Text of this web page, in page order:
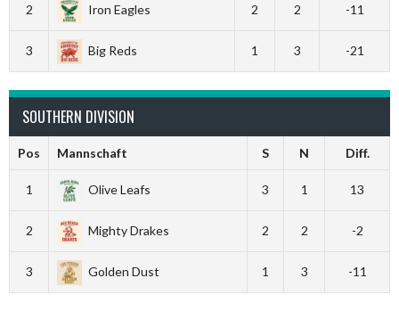
2 Iron Eagles 2 2 -11
3 Big Reds 1 3 -21
SOUTHERN DIVISION
Pos Mannschaft S N Diff.
1 Olive Leafs 3 1 13
2 Mighty Drakes 2 2 -2
3 Golden Dust 1 3 -11